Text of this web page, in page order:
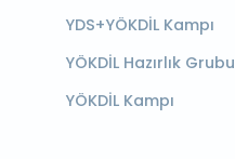
YDS+YÖKDİL Kampı
YÖKDİL Hazırlık Grubu
YÖKDİL Kampı